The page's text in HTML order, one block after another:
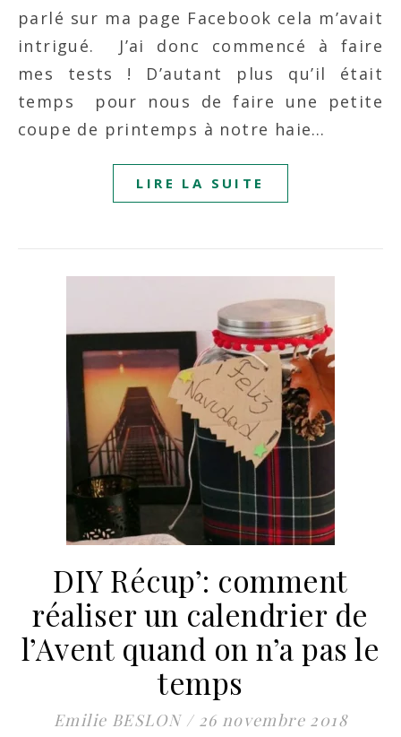
parlé sur ma page Facebook cela m’avait
intrigué. J’ai donc commencé à faire
mes tests ! D’autant plus qu’il était
temps pour nous de faire une petite
coupe de printemps à notre haie…
LIRE LA SUITE
DIY Récup’: comment
réaliser un calendrier de
l’Avent quand on n’a pas le
temps
Emilie BESLON / 26 novembre 2018